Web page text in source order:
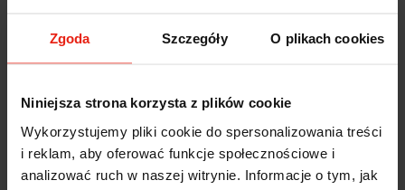
Zgoda Szczegóły O plikach cookies
Niniejsza strona korzysta z plików cookie
Wykorzystujemy pliki cookie do spersonalizowania treści
i reklam, aby oferować funkcje społecznościowe i
analizować ruch w naszej witrynie. Informacje o tym, jak
Jak zbieramy opinie?
Alicja zweryfikowano
5
Jestem zaskoczona, że ta paczka dotarła do mnie tak